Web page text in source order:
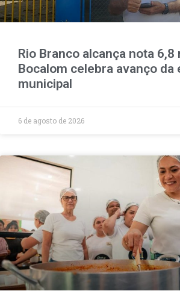
Rio Branco alcança nota 6,8
Bocalom celebra avanço da
municipal
6 de agosto de 2026